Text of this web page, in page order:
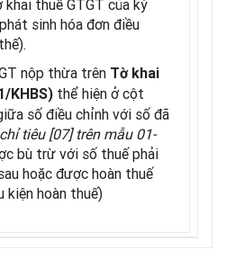
thuế GTGT của kỳ
sinh hóa đơn điều
nộp thừa trên Tờ khai
KHBS) thể hiện ở cột
số điều chỉnh với số đã
chỉ tiêu [07] trên mẫu 01-
bù trừ với số thuế phải
hoặc được hoàn thuế
kiện hoàn thuế)